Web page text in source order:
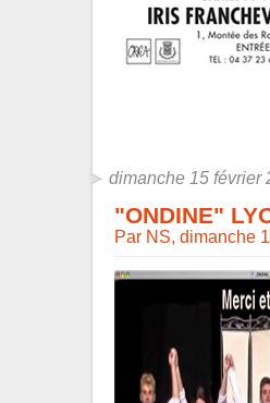
dimanche 15 février
"ONDINE"
Par NS, dimanche